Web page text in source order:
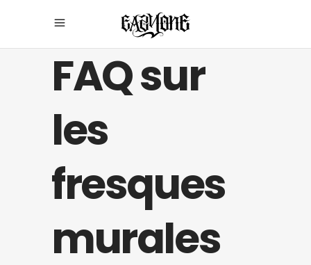
FAQ sur
les
fresques
murales